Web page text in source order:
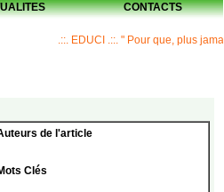
CONTACTS
.::. EDUCI .::. " Pour que, plus
de l'article
Clés